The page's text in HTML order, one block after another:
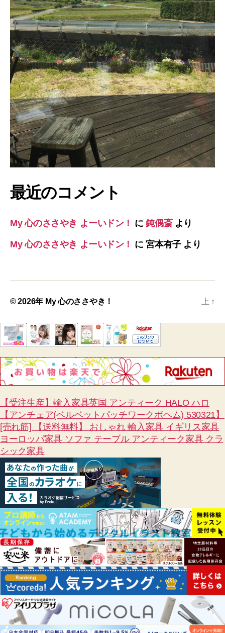
最近のコメント
My 心のささやき よーいドン！ に鈍偶斎より
My 心のささやき よーいドン！ に宮本有子より
© 2026年 My 心のささやき！ 上 ↑
【受注生産】輸入家具英国 アンティーク HALO ハロ
【アンチェア(ベルベットパッチワークボヘム) 530321】
[売れ筋] 【送料無料】 おしゃれ 輸入家具 イギリス家具
ヨーロッパ家具 ソファ テーブル アンティーク家具 クラ
シック家具